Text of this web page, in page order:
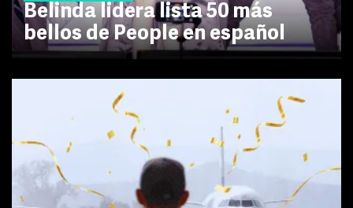
Belinda lidera lista 50 más
bellos de People en español